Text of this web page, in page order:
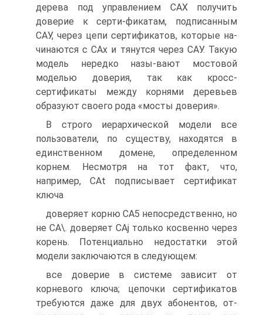
дерева под управлением САХ получить
доверие к серти-фикатам, подписанным
САУ, через цепи сертификатов, которые на-
чинаются с САх и тянутся через САУ. Такую
модель нередко назы-вают мостовой
моделью доверия, так как кросс-
сертификаты между корнями деревьев
образуют своего рода «мосты доверия».
В строго иерархической модели все
пользователи, по существу, находятся в
единственном домене, определенном
корнем. Несмотря на тот факт, что,
например, CAt подписывает сертификат
ключа
доверяет корню СА5 непосредственно, но
не СА\. доверяет CAj только косвенно через
корень. Потенциально недостатки этой
модели заключаются в следующем:
все доверие в системе зависит от
корневого ключа; цепочки сертификатов
требуются даже для двух абонентов, от-